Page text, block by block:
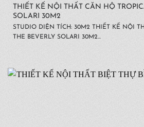
THIẾT KẾ NỘI THẤT CĂN HỘ
SOLARI 30M2
STUDIO DIỆN TÍCH: 30M2 THIẾT KẾ NỘI
THE BEVERLY SOLARI 30M2...